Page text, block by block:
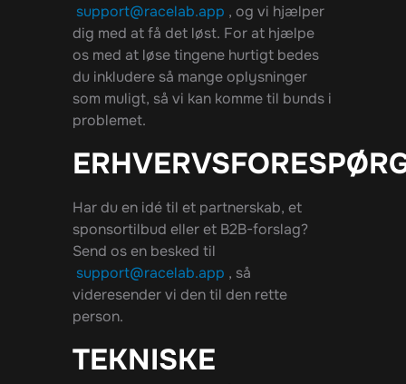
support@racelab.app , og vi hjælper
dig med at få det løst. For at hjælpe
os med at løse tingene hurtigt bedes
du inkludere så mange oplysninger
som muligt, så vi kan komme til bunds i
problemet.
Har du en idé til et partnerskab, et
sponsortilbud eller et B2B-forslag?
Send os en besked til
support@racelab.app , så
videresender vi den til den rette
person.
TEKNISKE